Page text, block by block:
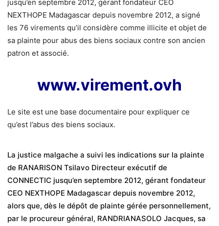
jusqu’en septembre 2012, gérant fondateur CEO
NEXTHOPE Madagascar depuis novembre 2012, a signé
les 76 virements qu’il considère comme illicite et objet de
sa plainte pour abus des biens sociaux contre son ancien
patron et associé.
www.virement.ovh
Le site est une base documentaire pour expliquer ce
qu’est l’abus des biens sociaux.
La justice malgache a suivi les indications sur la plainte
de RANARISON Tsilavo Directeur exécutif de
CONNECTIC jusqu’en septembre 2012, gérant fondateur
CEO NEXTHOPE Madagascar depuis novembre 2012,
alors que, dès le dépôt de plainte gérée personnellement,
par le procureur général, RANDRIANASOLO Jacques, sa